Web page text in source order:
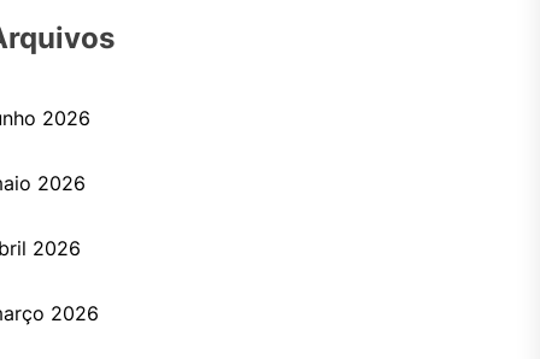
2026
2026
2026
2026